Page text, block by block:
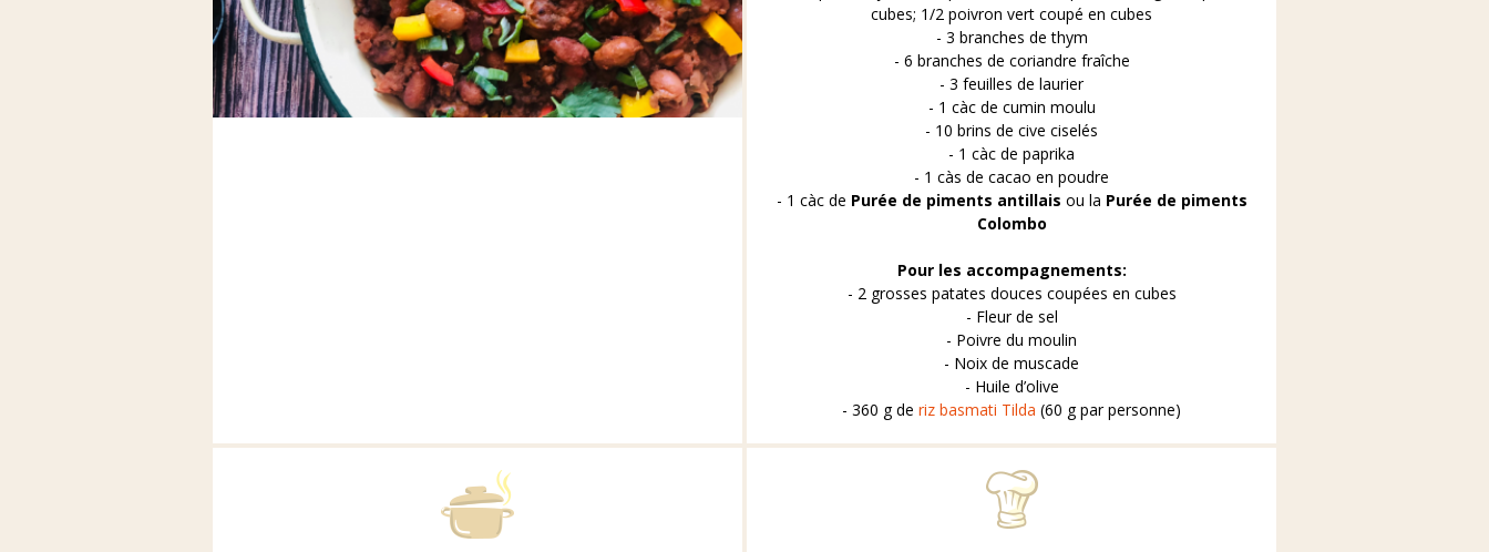
cubes; 1/2 poivron vert coupé en cubes
- 3 branches de thym
- 6 branches de coriandre fraîche
- 3 feuilles de laurier
- 1 càc de cumin moulu
- 10 brins de cive ciselés
- 1 càc de paprika
- 1 càs de cacao en poudre
- 1 càc de Purée de piments antillais ou la Purée de piments
Colombo
Pour les accompagnements:
- 2 grosses patates douces coupées en cubes
- Fleur de sel
- Poivre du moulin
- Noix de muscade
- Huile d’olive
- 360 g de riz basmati Tilda (60 g par personne)